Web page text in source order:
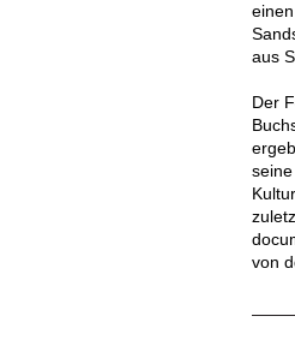
aus
Der
von